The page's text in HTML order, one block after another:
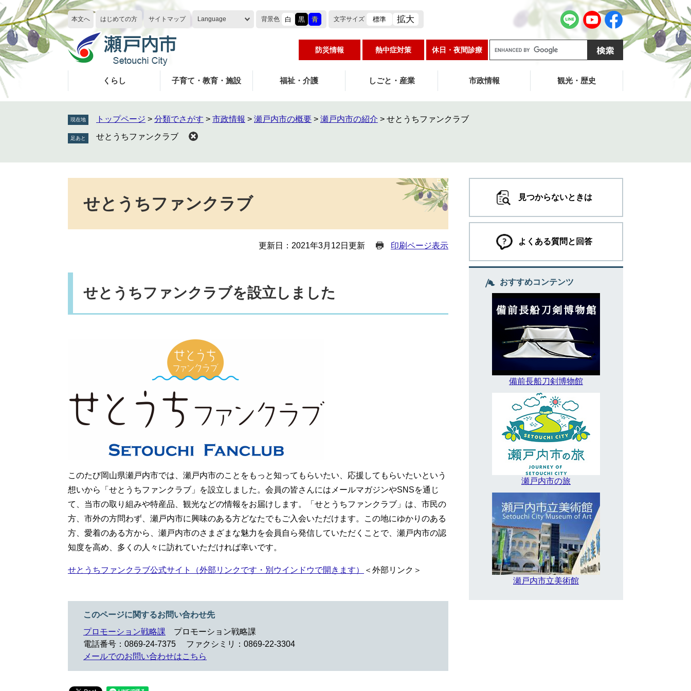
ペ
ー
ジ
の
先
頭
で
す
メ
ニ
ュ
ー
を
飛
ば
し
本文へ はじめての方 サイトマップ Language 背景色 白 黒 青 文字サイズ 標準 拡大
防災情報 熱中症対策 休日・夜間診療
g
e
くらし 子育て・教育・施設 福祉・介護 しごと・産業 市政情報 観光・歴史
現在地 トップページ > 分類でさがす > 市政情報 > 瀬戸内市の概要 > 瀬戸内市の紹介 > せとうちファンクラブ
せとうちファンクラブ
せとうちファンクラブ
更新日：2021年3月12日更新 印刷ページ表示
せとうちファンクラブを設立しました
このたび岡山県瀬戸内市では、瀬戸内市のことをもっと知ってもらいたい、応援してもらいたいという
想いから「せとうちファンクラブ」を設立しました。会員の皆さんにはメールマガジンやSNSを通じ
て、当市の取り組みや特産品、観光などの情報をお届けします。「せとうちファンクラブ」は、市民の
方、市外の方問わず、瀬戸内市に興味のある方どなたでもご入会いただけます。この地にゆかりのある
方、愛着のある方から、瀬戸内市のさまざまな魅力を会員自ら発信していただくことで、瀬戸内市の認
知度を高め、多くの人々に訪れていただければ幸いです。
せとうちファンクラブ公式サイト（外部リンクです・別ウインドウで開きます） ＜外部リンク＞
このページに関するお問い合わせ先
プロモーション戦略課
プロモーション戦略課
電話番号：0869-24-7375
ファクシミリ：0869-22-3304
メールでのお問い合わせはこちら
見つからないときは
よくある質問と回答
おすすめコンテンツ
備前長船刀剣博物館
瀬戸内市の旅
瀬戸内市立美術館